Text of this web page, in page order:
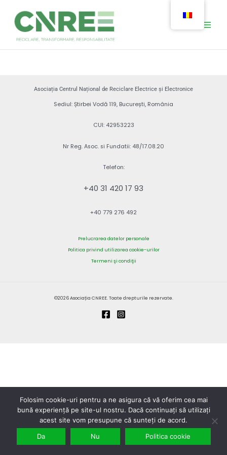
content
Asociația Centrul Național de Reciclare Electrice și Electronice
Sediul: Știrbei Vodă 119, București, România
CUI: 42953223
Nr Reg. Asoc. si Fundatii: 48/17.08.20
Telefon:
+40 31 420 17 93
+40 779 276 492
Prelucrarea datelor personale
Politica privind utilizarea cookie-urilor
Termeni şi condiţii
©2026 Asociația CNREE. Toate drepturile rezervate.
Folosim cookie-uri pentru a ne asigura că vă oferim cea mai
bună experiență pe site-ul nostru. Dacă continuați să utilizați
acest site vom presupune că sunteți de acord.
Da
Nu Politica cookie